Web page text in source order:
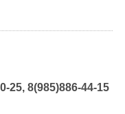
25, 8(985)886-44-15